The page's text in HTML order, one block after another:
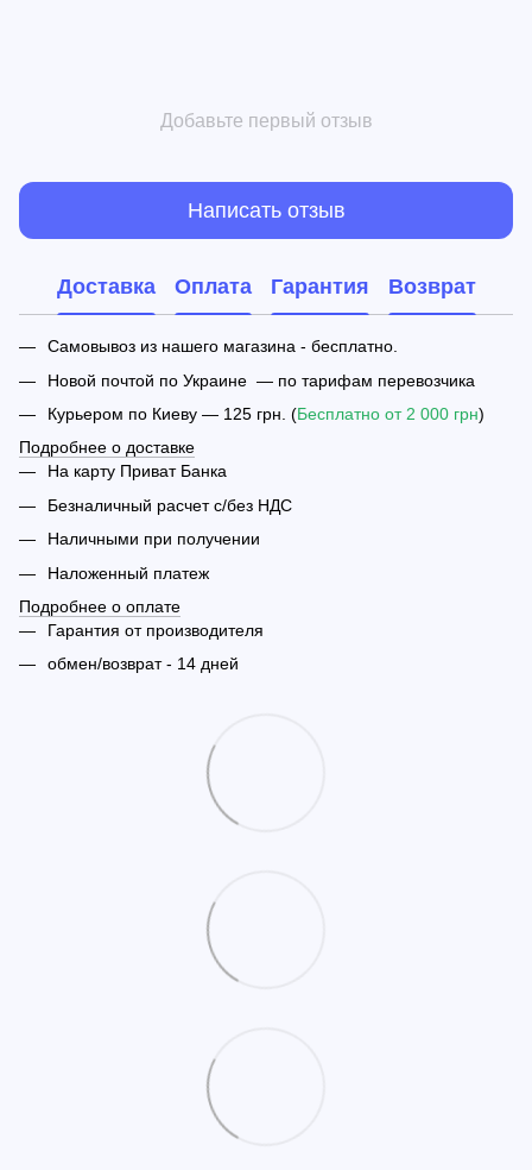
Добавьте первый отзыв
Написать отзыв
Доставка Оплата Гарантия Возврат
Самовывоз из нашего магазина - бесплатно.
Новой почтой по Украине — по тарифам перевозчика
Курьером по Киеву — 125 грн. (Бесплатно от 2 000 грн)
Подробнее о доставке
На карту Приват Банка
Безналичный расчет с/без НДС
Наличными при получении
Наложенный платеж
Подробнее о оплате
Гарантия от производителя
обмен/возврат - 14 дней